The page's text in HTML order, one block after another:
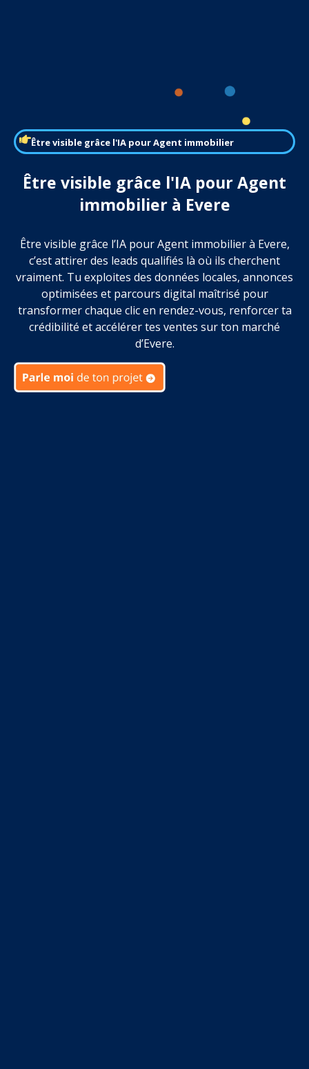
Être visible grâce l'IA pour Agent immobilier
Être visible grâce l'IA pour Agent
immobilier à Evere
Être visible grâce l’IA pour Agent immobilier à Evere,
c’est attirer des leads qualifiés là où ils cherchent
vraiment. Tu exploites des données locales, annonces
optimisées et parcours digital maîtrisé pour
transformer chaque clic en rendez-vous, renforcer ta
crédibilité et accélérer tes ventes sur ton marché
d’Evere.